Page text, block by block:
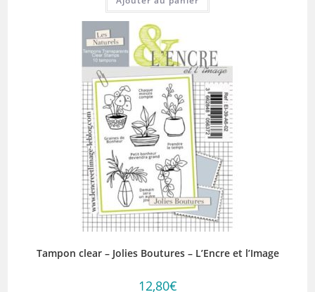
Tampon clear – Jolies Boutures – L’Encre et l’Image
12,80€